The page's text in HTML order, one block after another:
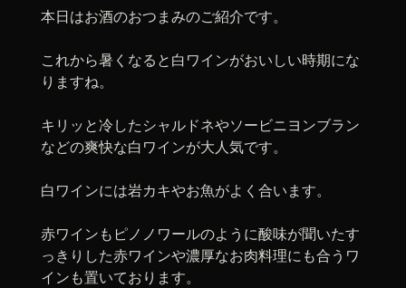
本日はお酒のおつまみのご紹介です。
これから暑くなると白ワインがおいしい時期にな
りますね。
キリッと冷したシャルドネやソービニヨンブラン
などの爽快な白ワインが大人気です。
白ワインには岩カキやお魚がよく合います。
赤ワインもピノノワールのように酸味が聞いたす
っきりした赤ワインや濃厚なお肉料理にも合うワ
インも置いております。